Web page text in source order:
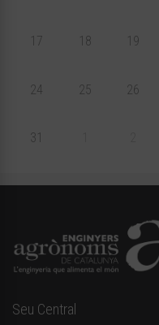
17 18 19
24 25 26
31
Seu Central